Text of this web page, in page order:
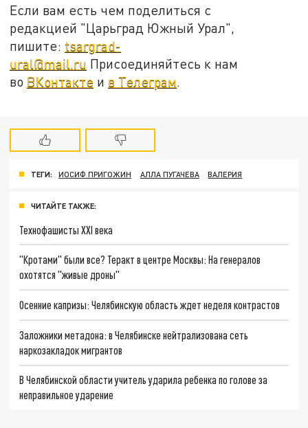
Если вам есть чем поделиться с
редакцией "Царьград Южный Урал",
пишите: tsargrad-
ural@mail.ru Присоединяйтесь к нам
во ВКонтакте и в Телеграм.
ТЕГИ: ИОСИФ ПРИГОЖИН АЛЛА ПУГАЧЕВА ВАЛЕРИЯ
ЧИТАЙТЕ ТАКЖЕ:
Технофашисты XXI века
"Кротами" были все? Теракт в центре Москвы: На генералов
охотятся "живые дроны"
Осенние капризы: Челябинскую область ждет неделя контрастов
Заложники метадона: в Челябинске нейтрализована сеть
наркозакладок мигрантов
В Челябинской области учитель ударила ребенка по голове за
неправильное ударение